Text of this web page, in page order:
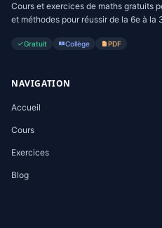
Cours et exercices de maths gratuits
et méthodes pour réussir de la 6e à la
Gratuit Collège PDF
NAVIGATION
Accueil
Cours
Exercices
Blog